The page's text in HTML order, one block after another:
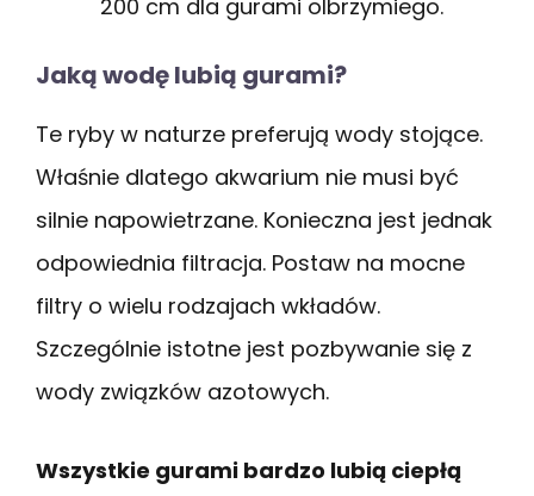
200 cm dla gurami olbrzymiego.
Jaką wodę lubią gurami?
Te ryby w naturze preferują wody stojące.
Właśnie dlatego akwarium nie musi być
silnie napowietrzane. Konieczna jest jednak
odpowiednia filtracja. Postaw na mocne
filtry o wielu rodzajach wkładów.
Szczególnie istotne jest pozbywanie się z
wody związków azotowych.
Wszystkie gurami bardzo lubią ciepłą